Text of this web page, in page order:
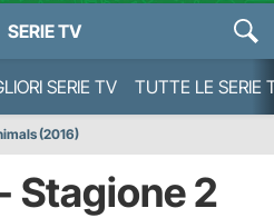
SERIE TV
SERIE TV TUTTE LE SERIE
(2016)
Stagione 2